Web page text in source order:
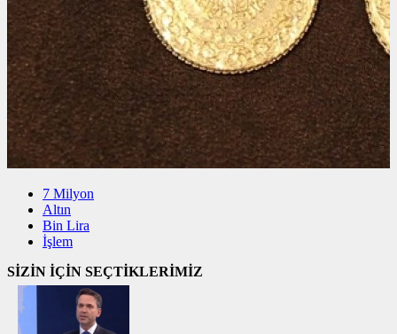
7 Milyon
Altın
Bin Lira
İşlem
SİZİN İÇİN SEÇTİKLERİMİZ